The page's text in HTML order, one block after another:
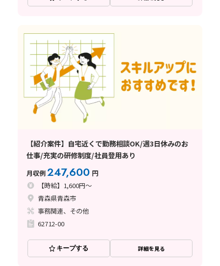
【紹介案件】自宅近くで勤務相談OK/週3日休みのお
仕事/充実の研修制度/社員登用あり
月収例247,600 円
【時給】1,600円～
青森県青森市
事務関連、その他
62712-00
キープする 詳細を見る